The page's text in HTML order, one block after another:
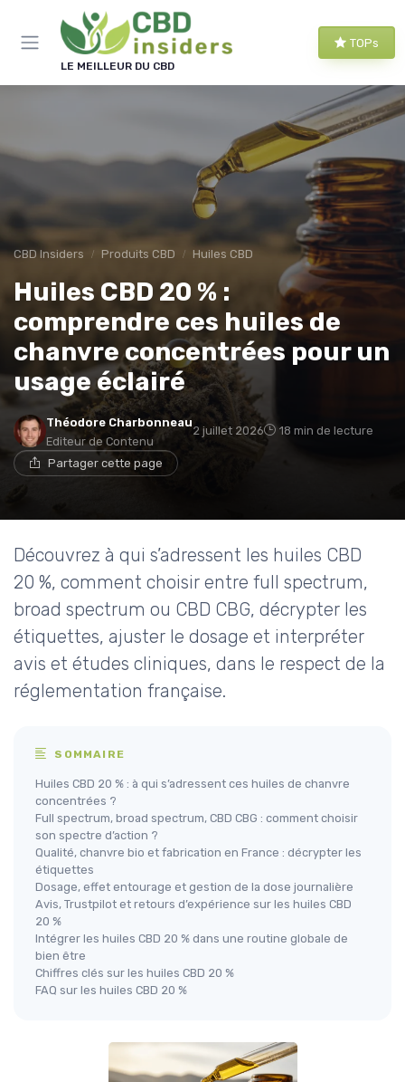
LE MEILLEUR DU CBD
TOPs
CBD Insiders Produits CBD Huiles CBD
Huiles CBD 20 % :
comprendre ces huiles de
chanvre concentrées pour un
usage éclairé
Théodore Charbonneau
Editeur de Contenu
2 juillet 2026 18 min de lecture
Partager cette page
Découvrez à qui s’adressent les huiles CBD
20 %, comment choisir entre full spectrum,
broad spectrum ou CBD CBG, décrypter les
étiquettes, ajuster le dosage et interpréter
avis et études cliniques, dans le respect de la
réglementation française.
SOMMAIRE
Huiles CBD 20 % : à qui s’adressent ces huiles de chanvre
concentrées ?
Full spectrum, broad spectrum, CBD CBG : comment choisir
son spectre d’action ?
Qualité, chanvre bio et fabrication en France : décrypter les
étiquettes
Dosage, effet entourage et gestion de la dose journalière
Avis, Trustpilot et retours d’expérience sur les huiles CBD
20 %
Intégrer les huiles CBD 20 % dans une routine globale de
bien être
Chiffres clés sur les huiles CBD 20 %
FAQ sur les huiles CBD 20 %
Panneau de gestion des cookies